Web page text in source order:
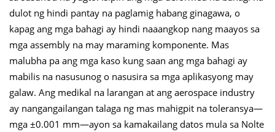
dulot ng hindi pantay na paglamig habang ginagawa, o
kapag ang mga bahagi ay hindi naaangkop nang maayos sa
mga assembly na may maraming komponente. Mas
malubha pa ang mga kaso kung saan ang mga bahagi ay
mabilis na nasusunog o nasusira sa mga aplikasyong may
galaw. Ang medikal na larangan at ang aerospace industry
ay nangangailangan talaga ng mas mahigpit na toleransya—
mga ±0.001 mm—ayon sa kamakailang datos mula sa Nolte